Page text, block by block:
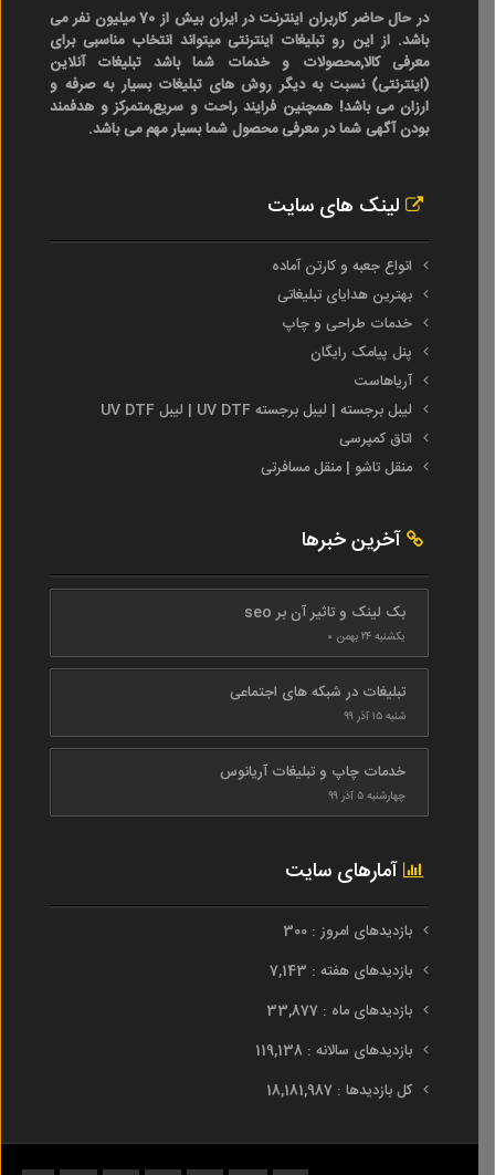
در حال حاضر کاربران اینترنت در ایران بیش از 70 میلیون نفر می
باشد. از این رو تبلیغات اینترنتی میتواند انتخاب مناسبی برای
معرفی کالا,محصولات و خدمات شما باشد تبلیغات آنلاین
(اینترنتی) نسبت به دیگر روش های تبلیغات بسیار به صرفه و
ارزان می باشد! همچنین فرایند راحت و سریع,متمرکز و هدفمند
بودن آگهی شما در معرفی محصول شما بسیار مهم می باشد.
لینک های سایت
انواع جعبه و کارتن آماده
بهترین هدایای تبلیغاتی
خدمات طراحی و چاپ
پنل پیامک رایگان
آریاهاست
لیبل برجسته | لیبل برجسته UV DTF | لیبل UV DTF
اتاق کمپرسی
منقل تاشو | منقل مسافرتی
آخرین خبرها
بک لینک و تاثیر آن بر seo
یکشنبه ۲۴ بهمن ۰
تبلیغات در شبکه های اجتماعی
شنبه ۱۵ آذر ۹۹
خدمات چاپ و تبلیغات آریانوس
چهارشنبه ۵ آذر ۹۹
آمارهای سایت
بازدیدهای امروز : 300
بازدیدهای هفته : 7,143
بازدیدهای ماه : 33,877
بازدیدهای سالانه : 119,138
کل بازدیدها : 18,181,987